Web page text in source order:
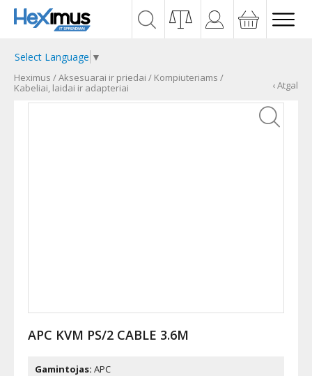
Select Language ▼
Heximus /Aksesuarai ir priedai / Kompiuteriams /
Kabeliai, laidai ir adapteriai
‹ Atgal
APC KVM PS/2 CABLE 3.6M
Gamintojas: APC